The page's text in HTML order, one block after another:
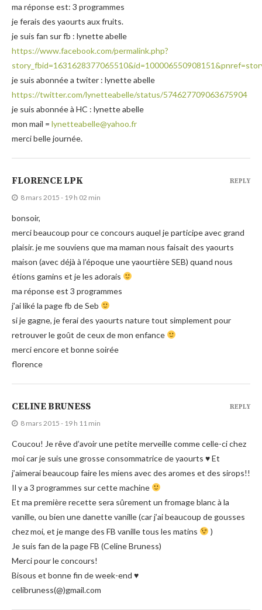
ma réponse est: 3 programmes
je ferais des yaourts aux fruits.
je suis fan sur fb : lynette abelle
https://www.facebook.com/permalink.php?
je suis abonnée a twiter : lynette abelle
https://twitter.com/lynetteabelle/status/574627709063675904
je suis abonnée à HC : lynette abelle
mon mail = lynetteabelle@yahoo.fr
merci belle journée.
FLORENCE LPK
8 mars 2015 - 19 h 02 min
bonsoir,
merci beaucoup pour ce concours auquel je participe avec grand
plaisir. je me souviens que ma maman nous faisait des yaourts
maison (avec déjà à l’époque une yaourtière SEB) quand nous
étions gamins et je les adorais
ma réponse est 3 programmes
j’ai liké la page fb de Seb
si je gagne, je ferai des yaourts nature tout simplement pour
retrouver le goût de ceux de mon enfance
merci encore et bonne soirée
florence
REPLY
CELINE BRUNESS
8 mars 2015 - 19 h 11 min
Coucou! Je rêve d’avoir une petite merveille comme celle-ci chez
moi car je suis une grosse consommatrice de yaourts ♥ Et
j’aimerai beaucoup faire les miens avec des aromes et des sirops!!
Il y a 3 programmes sur cette machine
Et ma première recette sera sûrement un fromage blanc à la
vanille, ou bien une danette vanille (car j’ai beaucoup de gousses
chez moi, et je mange des FB vanille tous les matins
)
Je suis fan de la page FB (Celine Bruness)
Merci pour le concours!
Bisous et bonne fin de week-end ♥
celibruness(@)gmail.com
REPLY